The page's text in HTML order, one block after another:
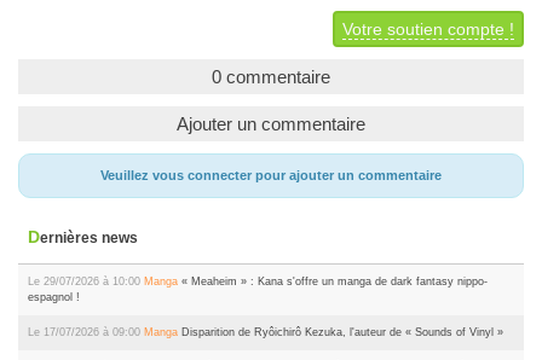
Votre soutien compte !
0 commentaire
Ajouter un commentaire
Veuillez vous connecter pour ajouter un commentaire
Dernières news
Le 29/07/2026 à 10:00 Manga « Meaheim » : Kana s'offre un manga de dark fantasy nippo-
espagnol !
Le 17/07/2026 à 09:00 Manga Disparition de Ryôichirô Kezuka, l'auteur de « Sounds of Vinyl »